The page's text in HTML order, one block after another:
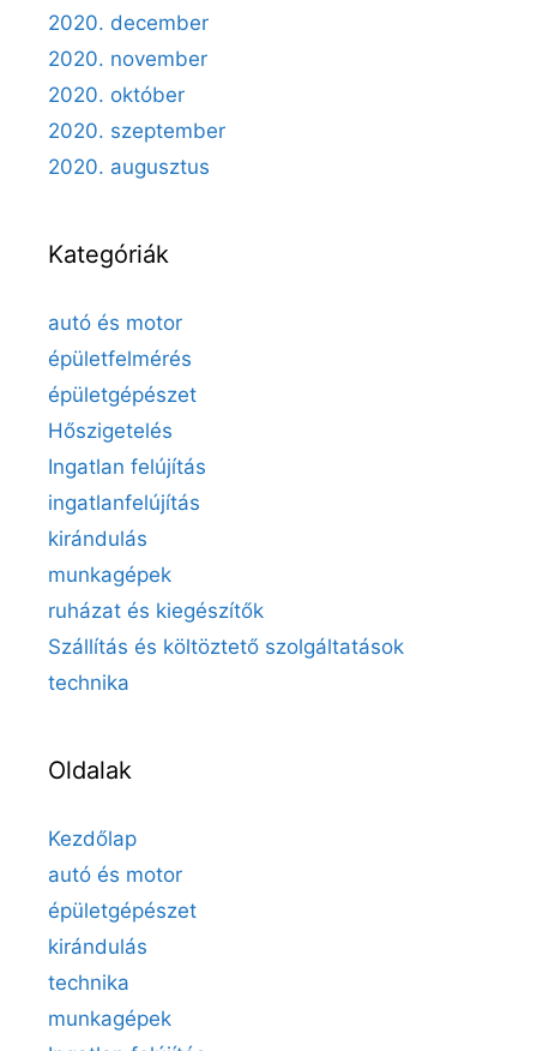
2020. december
2020. november
2020. október
2020. szeptember
2020. augusztus
Kategóriák
autó és motor
épületfelmérés
épületgépészet
Hőszigetelés
Ingatlan felújítás
ingatlanfelújítás
kirándulás
munkagépek
ruházat és kiegészítők
Szállítás és költöztető szolgáltatások
technika
Oldalak
Kezdőlap
autó és motor
épületgépészet
kirándulás
technika
munkagépek